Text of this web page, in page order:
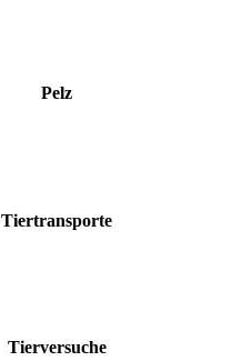
Pelz
Tiertransporte
Tierversuche